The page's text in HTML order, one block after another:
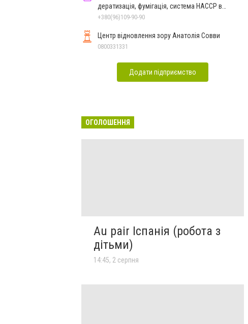
дератизація, фумігація, система HACCP в
Чернівцях
+380(96)109-90-90
Центр відновлення зору Анатолія Совви
0800331331
Додати підприємство
ОГОЛОШЕННЯ
Au pair Іспанія (робота з
дітьми)
14:45, 2 серпня